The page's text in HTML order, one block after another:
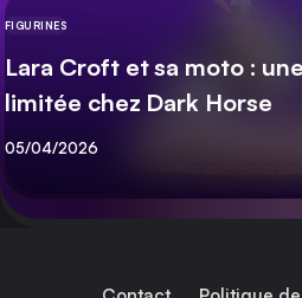
CATÉGORIE
FIGURINES
Lara Croft et sa moto :
limitée chez Dark Horse
Publié
05/04/2026